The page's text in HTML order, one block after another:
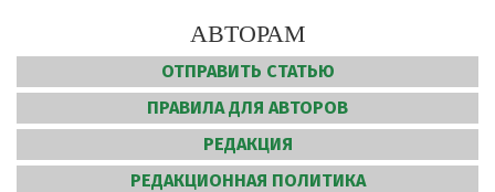
АВТОРАМ
ОТПРАВИТЬ СТАТЬЮ
ПРАВИЛА ДЛЯ АВТОРОВ
РЕДАКЦИЯ
РЕДАКЦИОННАЯ ПОЛИТИКА